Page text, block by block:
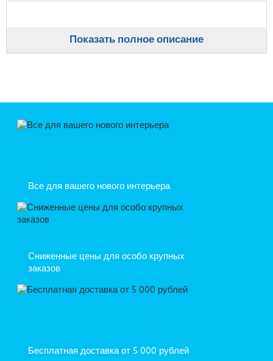
Показать полное описание
Все для вашего нового интерьера
Сниженные цены для особо крупных
заказов
Бесплатная доставка от 5 000 рублей